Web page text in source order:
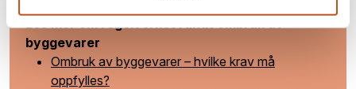
byggevarer
Ombruk av byggevarer – hvilke krav må
oppfylles?